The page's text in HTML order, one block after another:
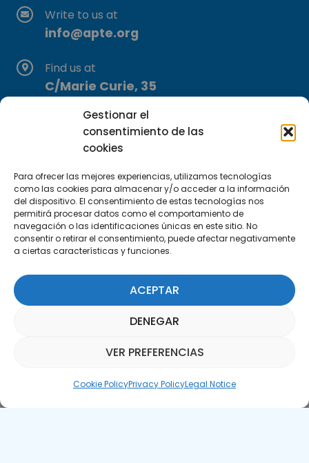
Gestionar el
consentimiento de las
cookies
Para ofrecer las mejores experiencias, utilizamos tecnologías
como las cookies para almacenar y/o acceder a la información
del dispositivo. El consentimiento de estas tecnologías nos
permitirá procesar datos como el comportamiento de
navegación o las identificaciones únicas en este sitio. No
consentir o retirar el consentimiento, puede afectar negativamente
a ciertas características y funciones.
ACEPTAR
DENEGAR
VER PREFERENCIAS
Cookie PolicyPrivacy PolicyLegal Notice
Write to us at
info@apte.org
Find us at
C/Marie Curie, 35
Subscribe to our Newsletter
SUBSCRIBE HERE